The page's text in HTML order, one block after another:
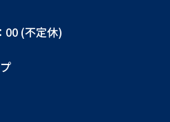
00 (不定休)